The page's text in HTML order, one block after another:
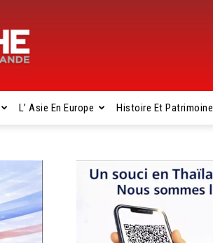
L’ Asie En Europe Histoire Et Patrimoine